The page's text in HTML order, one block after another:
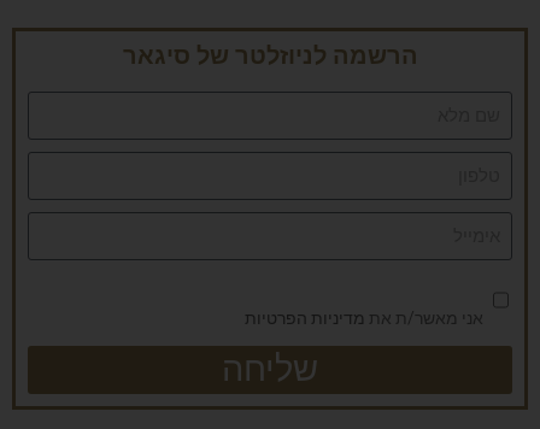
הרשמה לניוזלטר של סיגאר
אני מאשר/ת את מדיניות הפרטיות
שליחה